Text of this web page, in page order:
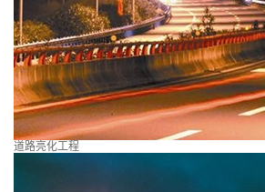
道路亮化工程